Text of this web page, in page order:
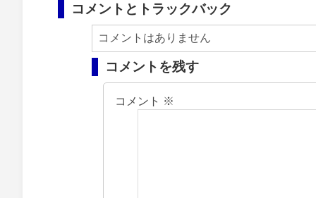
コメントとトラックバック
コメントはありません
コメントを残す
コメント ※